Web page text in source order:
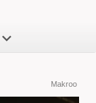
Makroo